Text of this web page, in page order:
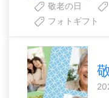
敬老の日
フォトギフト